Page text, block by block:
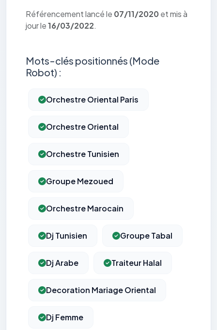
Référencement lancé le 07/11/2020 et mis à
jour le16/03/2022.
Mots-clés positionnés (Mode
Robot) :
Orchestre Oriental Paris
Orchestre Oriental
Orchestre Tunisien
Groupe Mezoued
Orchestre Marocain
Dj Tunisien Groupe Tabal
Dj Arabe Traiteur Halal
Decoration Mariage Oriental
Dj Femme